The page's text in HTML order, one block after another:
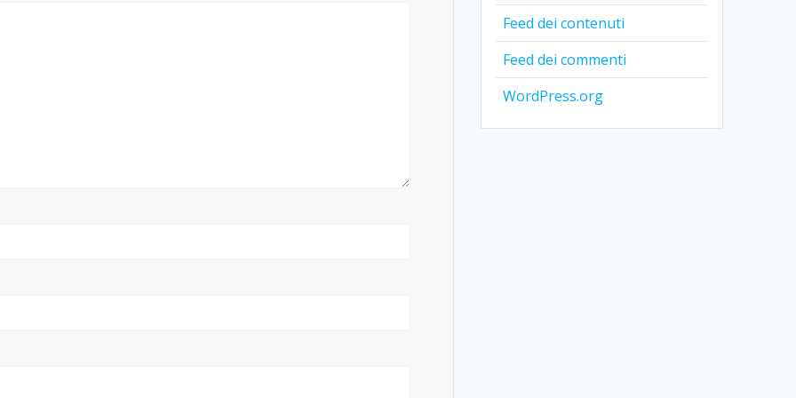
Feed dei contenuti
Feed dei commenti
WordPress.org